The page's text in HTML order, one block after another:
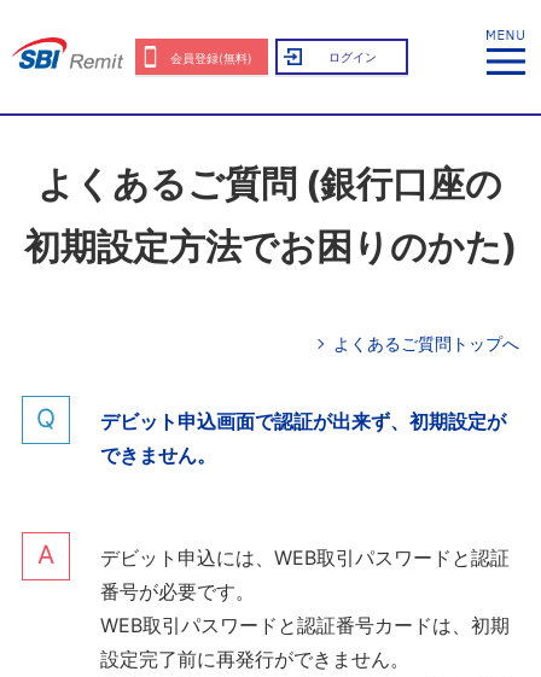
会員登録(無料) ログイン
よくあるご質問 (銀行口座の
初期設定方法でお困りのかた)
よくあるご質問トップへ
デビット申込画面で認証が出来ず、初期設定が
できません。
デビット申込には、WEB取引パスワードと認証
番号が必要です。
WEB取引パスワードと認証番号カードは、初期
設定完了前に再発行ができません。